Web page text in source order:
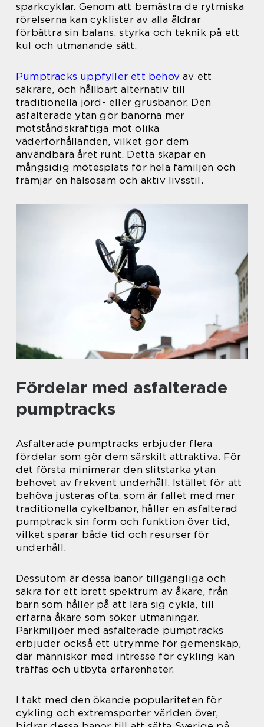
sparkcyklar. Genom att bemästra de rytmiska
rörelserna kan cyklister av alla åldrar
förbättra sin balans, styrka och teknik på ett
kul och utmanande sätt.
Pumptracks uppfyller ett behov av ett
säkrare, och hållbart alternativ till
traditionella jord- eller grusbanor. Den
asfalterade ytan gör banorna mer
motståndskraftiga mot olika
väderförhållanden, vilket gör dem
användbara året runt. Detta skapar en
mångsidig mötesplats för hela familjen och
främjar en hälsosam och aktiv livsstil.
Fördelar med asfalterade
pumptracks
Asfalterade pumptracks erbjuder flera
fördelar som gör dem särskilt attraktiva. För
det första minimerar den slitstarka ytan
behovet av frekvent underhåll. Istället för att
behöva justeras ofta, som är fallet med mer
traditionella cykelbanor, håller en asfalterad
pumptrack sin form och funktion över tid,
vilket sparar både tid och resurser för
underhåll.
Dessutom är dessa banor tillgängliga och
säkra för ett brett spektrum av åkare, från
barn som håller på att lära sig cykla, till
erfarna åkare som söker utmaningar.
Parkmiljöer med asfalterade pumptracks
erbjuder också ett utrymme för gemenskap,
där människor med intresse för cykling kan
träffas och utbyta erfarenheter.
I takt med den ökande populariteten för
cykling och extremsporter världen över,